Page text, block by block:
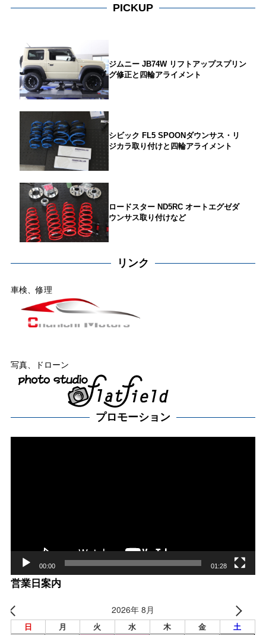
PICKUP
ジムニー JB74W リフトアップスプリン
グ修正と四輪アライメント
シビック FL5 SPOONダウンサス・リ
ジカラ取り付けと四輪アライメント
ロードスター ND5RC オートエグゼダ
ウンサス取り付けなど
リンク
車検、修理
写真、ドローン
プロモーション
00:00 01:28
営業日案内
2026年 8月
日 月 火 水 木 金 土